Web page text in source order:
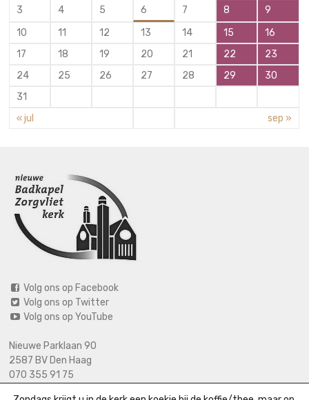
3
4 5 6 7 8
9
10
11 12 13 14 15
16
17
18 19 20 21 22
23
24
25 26 27 28 29
30
31
« jul
sep »
Volg ons op Facebook
Volg ons op Twitter
Volg ons op YouTube
Nieuwe Parklaan 90
2587 BV Den Haag
070 355 91 75
06 2125 2720 (bij calamiteiten)